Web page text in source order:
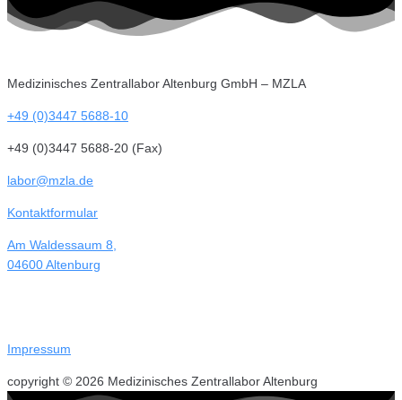
Medizinisches Zentrallabor Altenburg GmbH – MZLA
+49 (0)3447 5688-10
+49 (0)3447 5688-20 (Fax)
labor@mzla.de
Kontaktformular
Am Waldessaum 8,
04600 Altenburg
Impressum
copyright © 2026 Medizinisches Zentrallabor Altenburg